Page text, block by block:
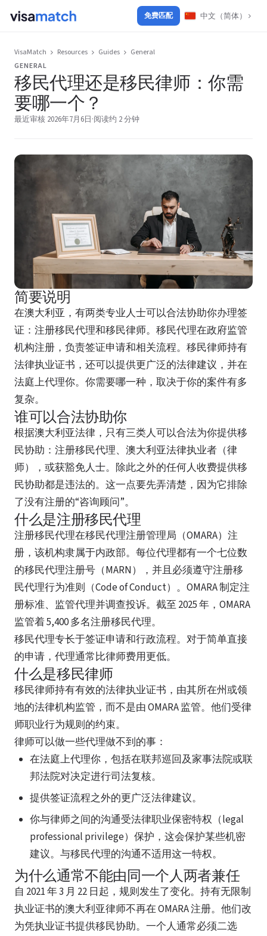
免费匹配 中文（简体）
VisaMatch Resources Guides
General
GENERAL
移民代理还是移民律师：你需
要哪一个？
最近审核 2026年7月6日·阅读约 2 分钟
简要说明
在澳大利亚，有两类专业人士可以合法协助你办理签
证：注册移民代理和移民律师。移民代理在政府监管
机构注册，负责签证申请和相关流程。移民律师持有
法律执业证书，还可以提供更广泛的法律建议，并在
法庭上代理你。你需要哪一种，取决于你的案件有多
复杂。
谁可以合法协助你
根据澳大利亚法律，只有三类人可以合法为你提供移
民协助：注册移民代理、澳大利亚法律执业者（律
师），或获豁免人士。除此之外的任何人收费提供移
民协助都是违法的。这一点要先弄清楚，因为它排除
了没有注册的“咨询顾问”。
什么是注册移民代理
注册移民代理在移民代理注册管理局（OMARA）注
册，该机构隶属于内政部。每位代理都有一个七位数
的移民代理注册号（MARN），并且必须遵守注册移
民代理行为准则（Code of Conduct）。OMARA 制定注
册标准、监管代理并调查投诉。截至 2025 年，OMARA
监管着 5,400 多名注册移民代理。
移民代理专长于签证申请和行政流程。对于简单直接
的申请，代理通常比律师费用更低。
什么是移民律师
移民律师持有有效的法律执业证书，由其所在州或领
地的法律机构监管，而不是由 OMARA 监管。他们受律
师职业行为规则的约束。
律师可以做一些代理做不到的事：
在法庭上代理你，包括在联邦巡回及家事法院或联
邦法院对决定进行司法复核。
提供签证流程之外的更广泛法律建议。
你与律师之间的沟通受法律职业保密特权（legal
professional privilege）保护，这会保护某些机密
建议。与移民代理的沟通不适用这一特权。
为什么通常不能由同一个人两者兼任
自 2021 年 3 月 22 日起，规则发生了变化。持有无限制
执业证书的澳大利亚律师不再在 OMARA 注册。他们改
为凭执业证书提供移民协助。一个人通常必须二选